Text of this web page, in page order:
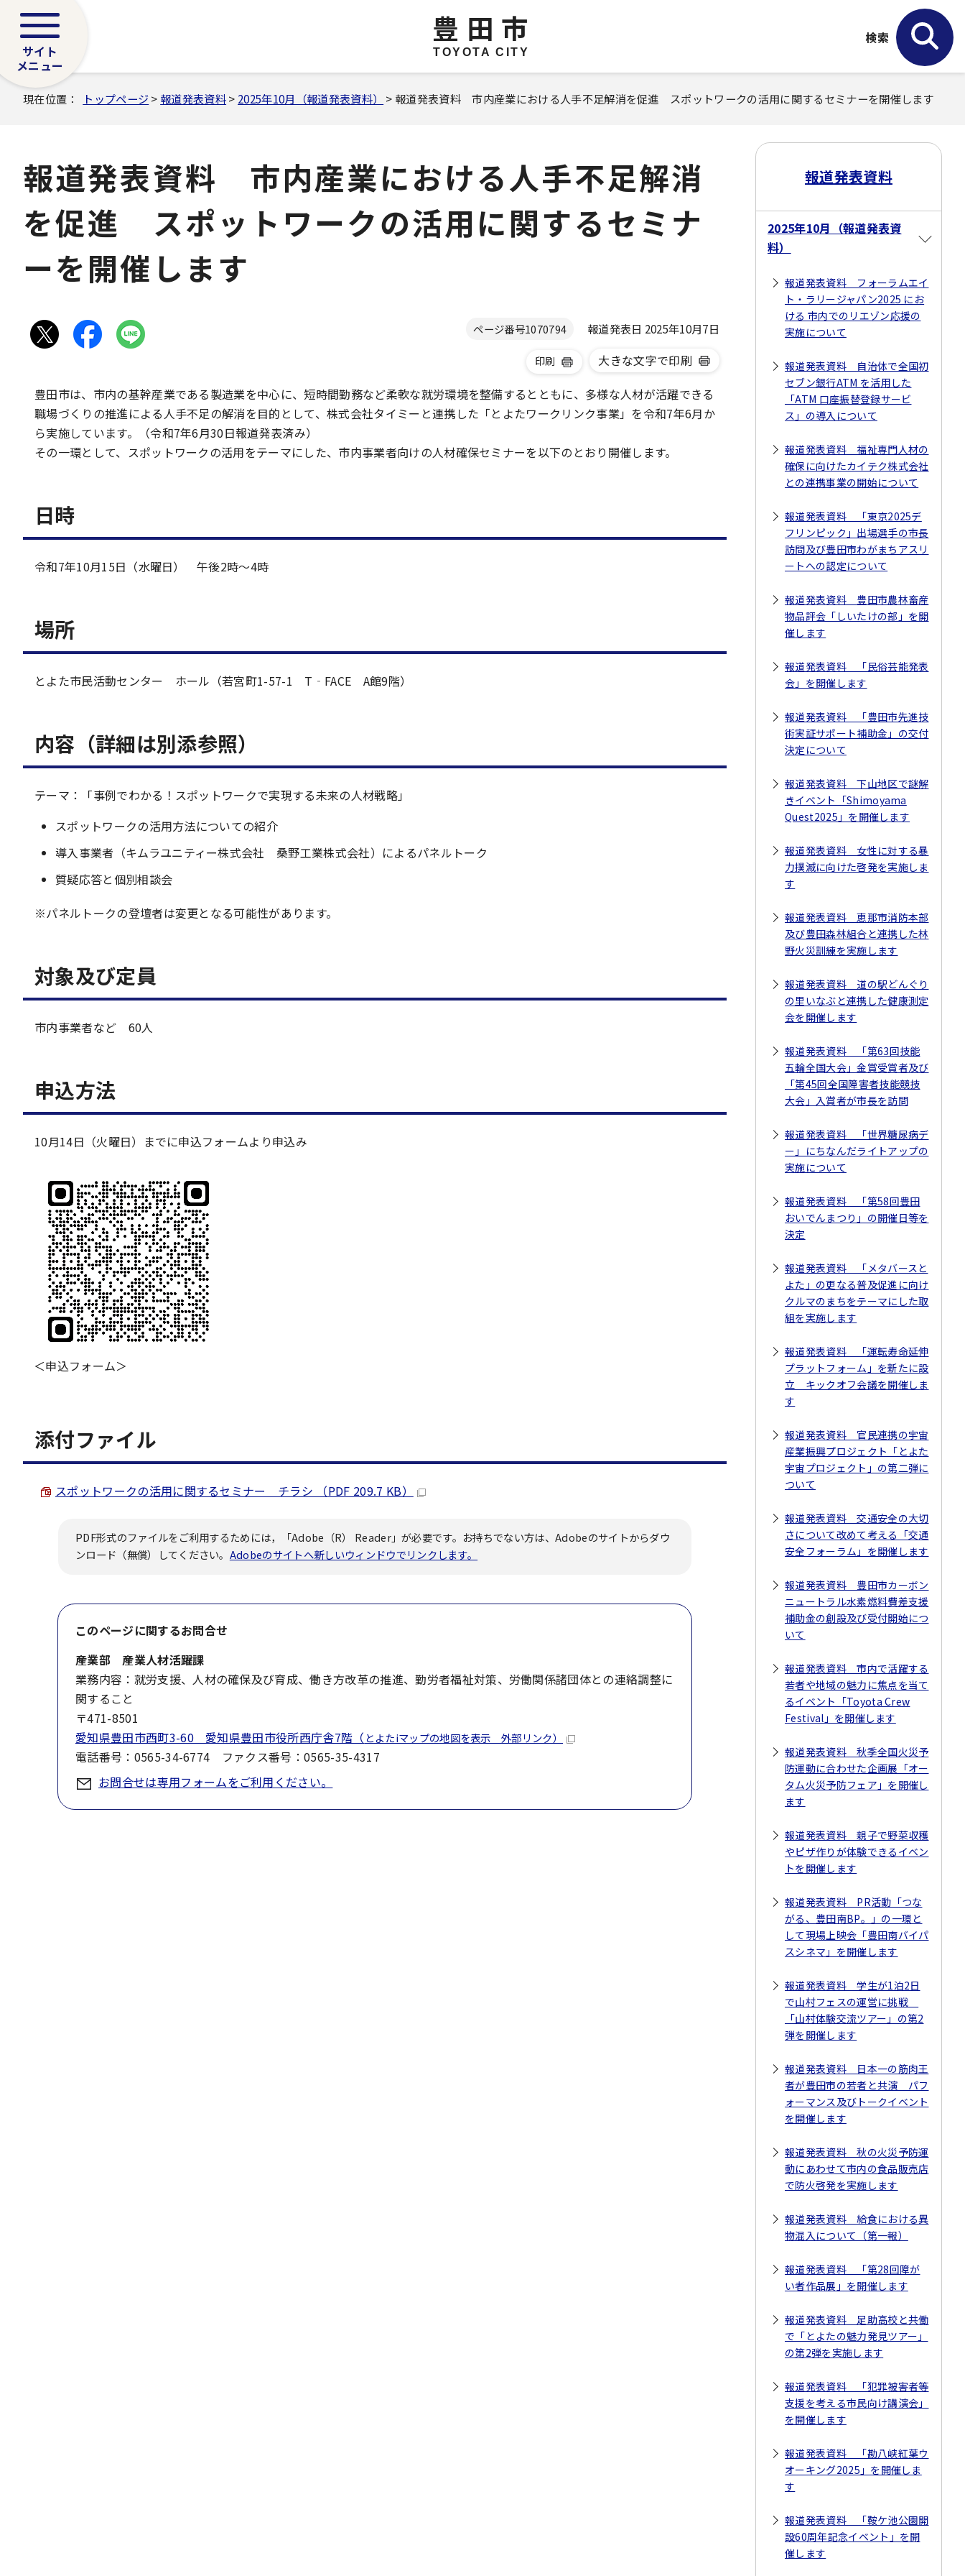
豊田市
TOYOTA CITY
サイト
メニュー
検索
現在位置： トップページ > 報道発表資料> 2025年10月（報道発表資料） > 報道発表資料 市内産業における人手不足解消を促進 スポットワークの活用に関するセミナーを開催します
報道発表資料 市内産業における人手不足解消
を促進 スポットワークの活用に関するセミナ
ーを開催します
ページ番号1070794 報道発表日 2025年10月7日
印刷
大きな文字で印刷
豊田市は、市内の基幹産業である製造業を中心に、短時間勤務など柔軟な就労環境を整備するとともに、多様な人材が活躍できる
職場づくりの推進による人手不足の解消を目的として、株式会社タイミーと連携した「とよたワークリンク事業」を令和7年6月か
ら実施しています。（令和7年6月30日報道発表済み）
その一環として、スポットワークの活用をテーマにした、市内事業者向けの人材確保セミナーを以下のとおり開催します。
日時
令和7年10月15日（水曜日） 午後2時～4時
場所
とよた市民活動センター ホール（若宮町1-57-1 T‐FACE A館9階）
内容（詳細は別添参照）
テーマ：「事例でわかる！スポットワークで実現する未来の人材戦略」
スポットワークの活用方法についての紹介
導入事業者（キムラユニティー株式会社 桑野工業株式会社）によるパネルトーク
質疑応答と個別相談会
※パネルトークの登壇者は変更となる可能性があります。
対象及び定員
市内事業者など 60人
申込方法
10月14日（火曜日）までに申込フォームより申込み
＜申込フォーム＞
添付ファイル
スポットワークの活用に関するセミナー チラシ （PDF 209.7 KB）
PDF形式のファイルをご利用するためには，「Adobe（R） Reader」が必要です。お持ちでない方は、Adobeのサイトからダウ
ンロード（無償）してください。 Adobeのサイトへ新しいウィンドウでリンクします。
このページに関するお問合せ
産業部 産業人材活躍課
業務内容：就労支援、人材の確保及び育成、働き方改革の推進、勤労者福祉対策、労働関係諸団体との連絡調整に
関すること
〒471-8501
愛知県豊田市西町3-60 愛知県豊田市役所西庁舎7階（ とよたiマップの地図を表示 外部リンク）
電話番号：0565-34-6774 ファクス番号：0565-35-4317
お問合せは専用フォームをご利用ください。
報道発表資料
2025年10月（報道発表資
料）
報道発表資料 フォーラムエイ
ト・ラリージャパン2025 にお
ける 市内でのリエゾン応援の
実施について
報道発表資料 自治体で全国初
セブン銀行ATM を活用した
「ATM 口座振替登録サービ
ス」の導入について
報道発表資料 福祉専門人材の
確保に向けたカイテク株式会社
との連携事業の開始について
報道発表資料 「東京2025デ
フリンピック」出場選手の市長
訪問及び豊田市わがまちアスリ
ートへの認定について
報道発表資料 豊田市農林畜産
物品評会「しいたけの部」を開
催します
報道発表資料 「民俗芸能発表
会」を開催します
報道発表資料 「豊田市先進技
術実証サポート補助金」の交付
決定について
報道発表資料 下山地区で謎解
きイベント「Shimoyama
Quest2025」を開催します
報道発表資料 女性に対する暴
力撲滅に向けた啓発を実施しま
す
報道発表資料 恵那市消防本部
及び豊田森林組合と連携した林
野火災訓練を実施します
報道発表資料 道の駅どんぐり
の里いなぶと連携した健康測定
会を開催します
報道発表資料 「第63回技能
五輪全国大会」金賞受賞者及び
「第45回全国障害者技能競技
大会」入賞者が市長を訪問
報道発表資料 「世界糖尿病デ
ー」にちなんだライトアップの
実施について
報道発表資料 「第58回豊田
おいでんまつり」の開催日等を
決定
報道発表資料 「メタバースと
よた」の更なる普及促進に向け
クルマのまちをテーマにした取
組を実施します
報道発表資料 「運転寿命延伸
プラットフォーム」を新たに設
立 キックオフ会議を開催しま
す
報道発表資料 官民連携の宇宙
産業振興プロジェクト「とよた
宇宙プロジェクト」の第二弾に
ついて
報道発表資料 交通安全の大切
さについて改めて考える「交通
安全フォーラム」を開催します
報道発表資料 豊田市カーボン
ニュートラル水素燃料費差支援
補助金の創設及び受付開始につ
いて
報道発表資料 市内で活躍する
若者や地域の魅力に焦点を当て
るイベント「Toyota Crew
Festival」を開催します
報道発表資料 秋季全国火災予
防運動に合わせた企画展「オー
タム火災予防フェア」を開催し
ます
報道発表資料 親子で野菜収穫
やピザ作りが体験できるイベン
トを開催します
報道発表資料 PR活動「つな
がる、豊田南BP。」の一環と
して現場上映会「豊田南バイパ
スシネマ」を開催します
報道発表資料 学生が1泊2日
で山村フェスの運営に挑戦
「山村体験交流ツアー」の第2
弾を開催します
報道発表資料 日本一の筋肉王
者が豊田市の若者と共演 パフ
ォーマンス及びトークイベント
を開催します
報道発表資料 秋の火災予防運
動にあわせて市内の食品販売店
で防火啓発を実施します
報道発表資料 給食における異
物混入について（第一報）
報道発表資料 「第28回障が
い者作品展」を開催します
報道発表資料 足助高校と共働
で「とよたの魅力発見ツアー」
の第2弾を実施します
報道発表資料 「犯罪被害者等
支援を考える市民向け講演会」
を開催します
報道発表資料 「勘八峡紅葉ウ
オーキング2025」を開催しま
す
報道発表資料 「鞍ケ池公園開
設60周年記念イベント」を開
催します